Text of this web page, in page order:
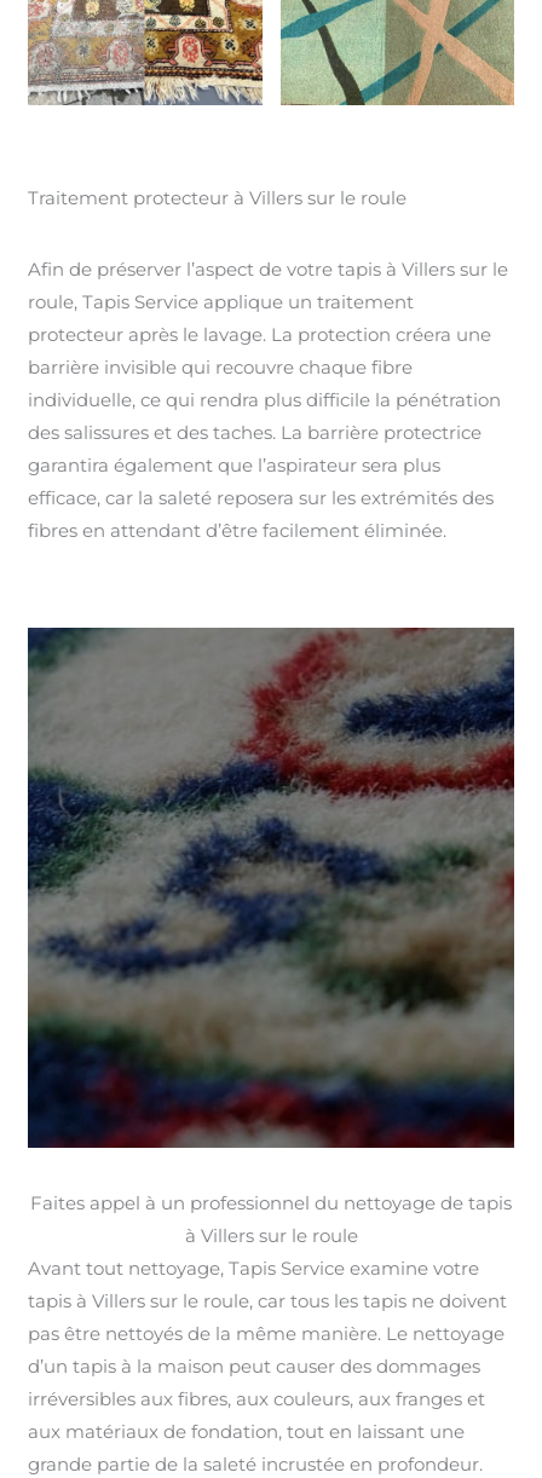
Traitement protecteur à Villers sur le roule
Afin de préserver l’aspect de votre tapis à Villers sur le
roule, Tapis Service applique un traitement
protecteur après le lavage. La protection créera une
barrière invisible qui recouvre chaque fibre
individuelle, ce qui rendra plus difficile la pénétration
des salissures et des taches. La barrière protectrice
garantira également que l’aspirateur sera plus
efficace, car la saleté reposera sur les extrémités des
fibres en attendant d’être facilement éliminée.
Faites appel à un professionnel du nettoyage de tapis
à Villers sur le roule
Avant tout nettoyage, Tapis Service examine votre
tapis à Villers sur le roule, car tous les tapis ne doivent
pas être nettoyés de la même manière. Le nettoyage
d’un tapis à la maison peut causer des dommages
irréversibles aux fibres, aux couleurs, aux franges et
aux matériaux de fondation, tout en laissant une
grande partie de la saleté incrustée en profondeur.